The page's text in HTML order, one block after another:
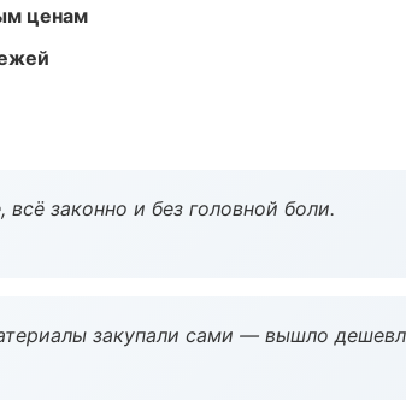
ценам
законно и без головной боли.
закупали сами — вышло